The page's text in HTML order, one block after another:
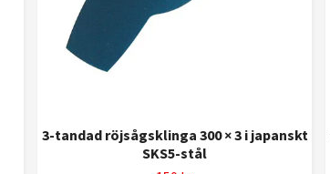
3-tandad röjsågsklinga 300 × 3 i japanskt
SKS5-stål